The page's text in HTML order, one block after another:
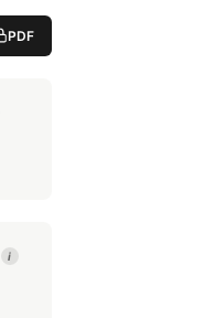
PDF
i